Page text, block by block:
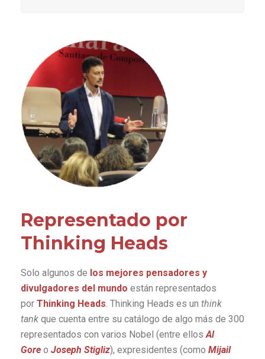
Representado por
Thinking Heads
Solo algunos de los mejores pensadores y
divulgadores del mundo están representados
por Thinking Heads. Thinking Heads es un think
tank que cuenta entre su catálogo de algo más de 300
representados con varios Nobel (entre ellosAl
Gore o Joseph Stigliz), expresidentes (como Mijail